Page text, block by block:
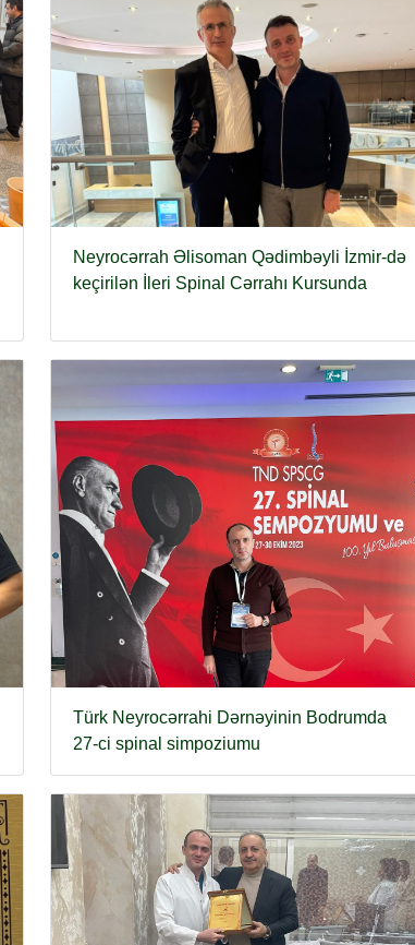
Neyrocərrah Əlisoman Qədimbəyli İzmir-də
keçirilən İleri Spinal Cərrahı Kursunda
Türk Neyrocərrahi Dərnəyinin Bodrumda
27-ci spinal simpoziumu